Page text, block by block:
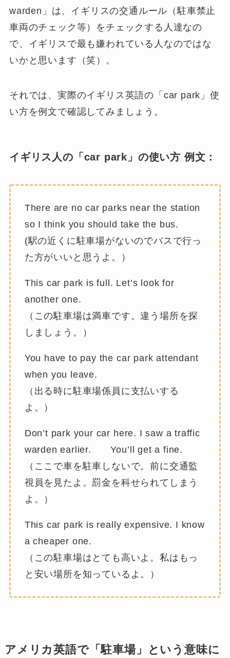
warden」は、イギリスの交通ルール（駐車禁止
車両のチェック等）をチェックする人達なの
で、イギリスで最も嫌われている人なのではな
いかと思います（笑）。
それでは、実際のイギリス英語の「car park」使
い方を例文で確認してみましょう。
イギリス人の「car park」の使い方 例文：
There are no car parks near the station
so I think you should take the bus.
(駅の近くに駐車場がないのでバスで行っ
た方がいいと思うよ。）
This car park is full. Let’s look for
another one.
（この駐車場は満車です。違う場所を探
しましょう。）
You have to pay the car park attendant
when you leave.
（出る時に駐車場係員に支払いする
よ。）
Don’t park your car here. I saw a traffic
warden earlier. You’ll get a fine.
（ここで車を駐車しないで。前に交通監
視員を見たよ。罰金を科せられてしまう
よ。）
This car park is really expensive. I know
a cheaper one.
（この駐車場はとても高いよ。私はもっ
と安い場所を知っているよ。）
アメリカ英語で「駐車場」という意味に